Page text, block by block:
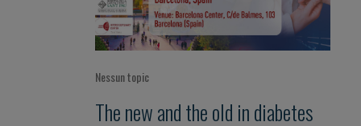
Nessun topic
The new and the old in diabetes